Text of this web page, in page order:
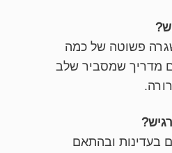
פשוטה של כמה
מדריך שמסביר שלב
בעדינות ובהתאם